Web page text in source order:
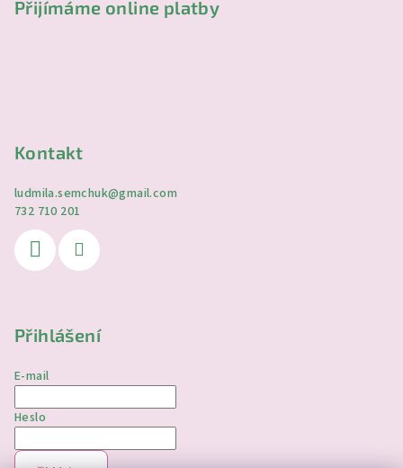
Přijímáme online platby
Kontakt
ludmila.semchuk@gmail.com
732 710 201
Přihlášení
E-mail
Heslo